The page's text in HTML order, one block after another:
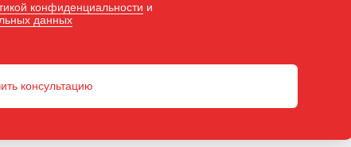
конфиденциальности и
данных
консультацию